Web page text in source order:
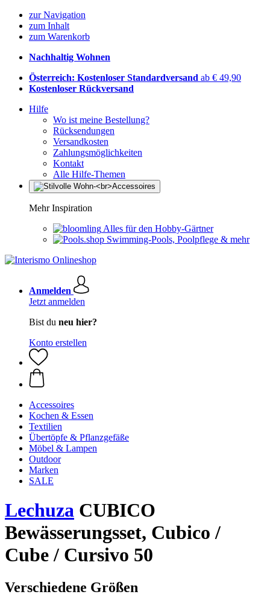
zur Navigation
zum Inhalt
zum Warenkorb
Nachhaltig Wohnen
Österreich: Kostenloser Standardversand ab € 49,90
Kostenloser Rückversand
Hilfe
Wo ist meine Bestellung?
Rücksendungen
Versandkosten
Zahlungsmöglichkeiten
Kontakt
Alle Hilfe-Themen
Mehr Inspiration
Alles für den Hobby-Gärtner
Swimming-Pools, Poolpflege & mehr
Anmelden
Jetzt anmelden
Bist du neu hier?
Konto erstellen
Accessoires
Kochen & Essen
Textilien
Übertöpfe & Pflanzgefäße
Möbel & Lampen
Outdoor
Marken
SALE
Lechuza CUBICO
Bewässerungsset, Cubico /
Cube / Cursivo 50
Verschiedene Größen